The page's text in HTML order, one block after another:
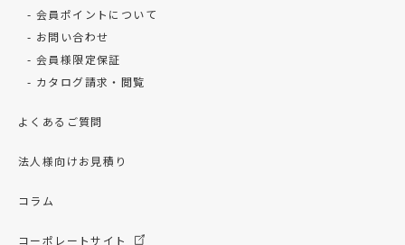
会員ポイントについて
お問い合わせ
会員様限定保証
カタログ請求・閲覧
よくあるご質問
法人様向けお見積り
コラム
コーポレートサイト